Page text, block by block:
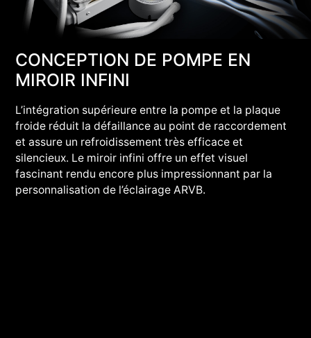
CONCEPTION DE POMPE EN
MIROIR INFINI
L’intégration supérieure entre la pompe et la plaque
froide réduit la défaillance au point de raccordement
et assure un refroidissement très efficace et
silencieux. Le miroir infini offre un effet visuel
fascinant rendu encore plus impressionnant par la
personnalisation de l’éclairage ARVB.